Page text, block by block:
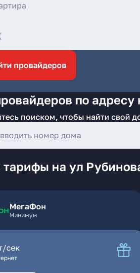
провайдеров
по
поиском, чтобы найти свой
на ул
МегаФон
Минимум
сек